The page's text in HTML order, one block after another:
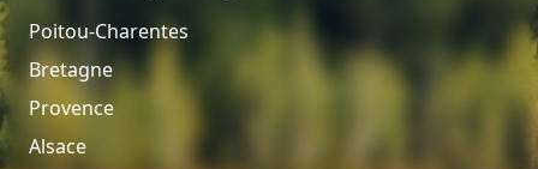
Poitou-Charentes
Bretagne
Provence
Alsace